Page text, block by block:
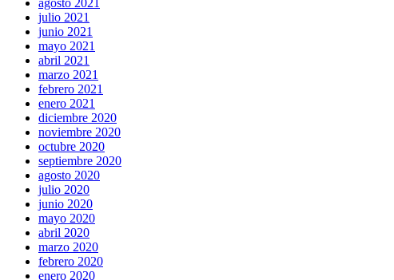
agosto 2021
julio 2021
junio 2021
mayo 2021
abril 2021
marzo 2021
febrero 2021
enero 2021
diciembre 2020
noviembre 2020
octubre 2020
septiembre 2020
agosto 2020
julio 2020
junio 2020
mayo 2020
abril 2020
marzo 2020
febrero 2020
enero 2020